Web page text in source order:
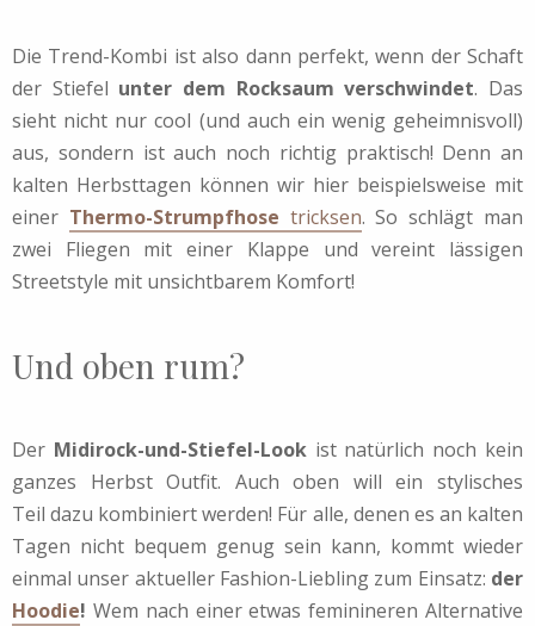
Die Trend-Kombi ist also dann perfekt, wenn der Schaft
der Stiefel unter dem Rocksaum verschwindet. Das
sieht nicht nur cool (und auch ein wenig geheimnisvoll)
aus, sondern ist auch noch richtig praktisch! Denn an
kalten Herbsttagen können wir hier beispielsweise mit
einer Thermo-Strumpfhose tricksen. So schlägt man
zwei Fliegen mit einer Klappe und vereint lässigen
Streetstyle mit unsichtbarem Komfort!
Und oben rum?
Der Midirock-und-Stiefel-Lookist natürlich noch kein
ganzes Herbst Outfit. Auch oben will ein stylisches
Teil dazu kombiniert werden! Für alle, denen es an kalten
Tagen nicht bequem genug sein kann, kommt wieder
einmal unser aktueller Fashion-Liebling zum Einsatz: der
Hoodie! Wem nach einer etwas feminineren Alternative